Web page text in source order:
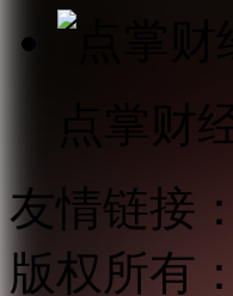
点掌财
友情链接：
版权所有：